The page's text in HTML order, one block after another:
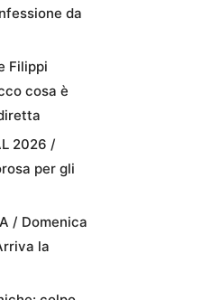
da
Filippi
cosa è
2026 /
per gli
/ Domenica
la